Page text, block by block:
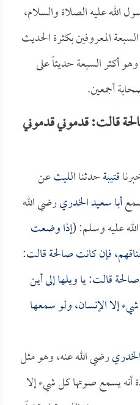
الله عليه الصلاة والسلام،
المعروفين بكثرة الحديث
أكثر السبعة حديثاً على
أجمعين.
قالت: قدموني قدموني
قتيبةحدثناالليثعن
أبا سعيد الخدريرضي الله
عليه وسلم: (إذا وضعت
فإن كانت صالحة قالت:
قالت: يا ويلها إلى أين
إلا الإنسان، ولو سمعها
رضي الله عنه، وهو مثل
أنه يسمع صوتها كل شيء إلا